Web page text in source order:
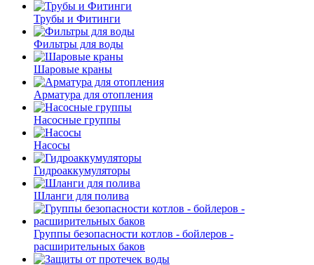
Трубы и Фитинги
Фильтры для воды
Шаровые краны
Арматура для отопления
Насосные группы
Насосы
Гидроаккумуляторы
Шланги для полива
Группы безопасности котлов - бойлеров -
расширительных баков